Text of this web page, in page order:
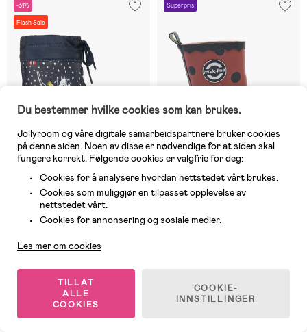
-31%
Flash Sale
På nettlager
Viking Alv Indie Moomin Fôrede
469 kr
Veil. Pris: 699 kr
Superpris
På nettlager
(0)
Mikk-Line Barefoot Ladybug
Veil. Pris: 429 kr
-32%
Du bestemmer hvilke cookies som kan brukes.
Jollyroom og våre digitale samarbeidspartnere bruker cookies
på denne siden. Noen av disse er nødvendige for at siden skal
fungere korrekt. Følgende cookies er valgfrie for deg:
Cookies for å analysere hvordan nettstedet vårt brukes.
Cookies som muliggjør en tilpasset opplevelse av
nettstedet vårt.
Cookies for annonsering og sosiale medier.
Les mer om cookies
TILLAT
ALLE
COOKIES
COOKIE-
INNSTILLINGER